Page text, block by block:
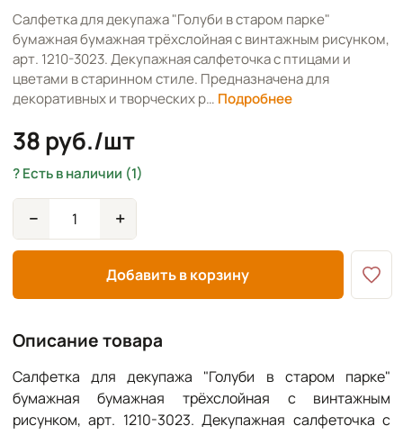
Салфетка для декупажа "Голуби в старом парке"
бумажная бумажная трёхслойная с винтажным рисунком,
арт. 1210-3023. Декупажная салфеточка с птицами и
цветами в старинном стиле. Предназначена для
декоративных и творческих р… Подробнее
38 руб./шт
Есть в наличии (1)
− +
Добавить в корзину
Описание товара
Салфетка для декупажа "Голуби в старом парке"
бумажная бумажная трёхслойная с винтажным
рисунком, арт. 1210-3023. Декупажная салфеточка с